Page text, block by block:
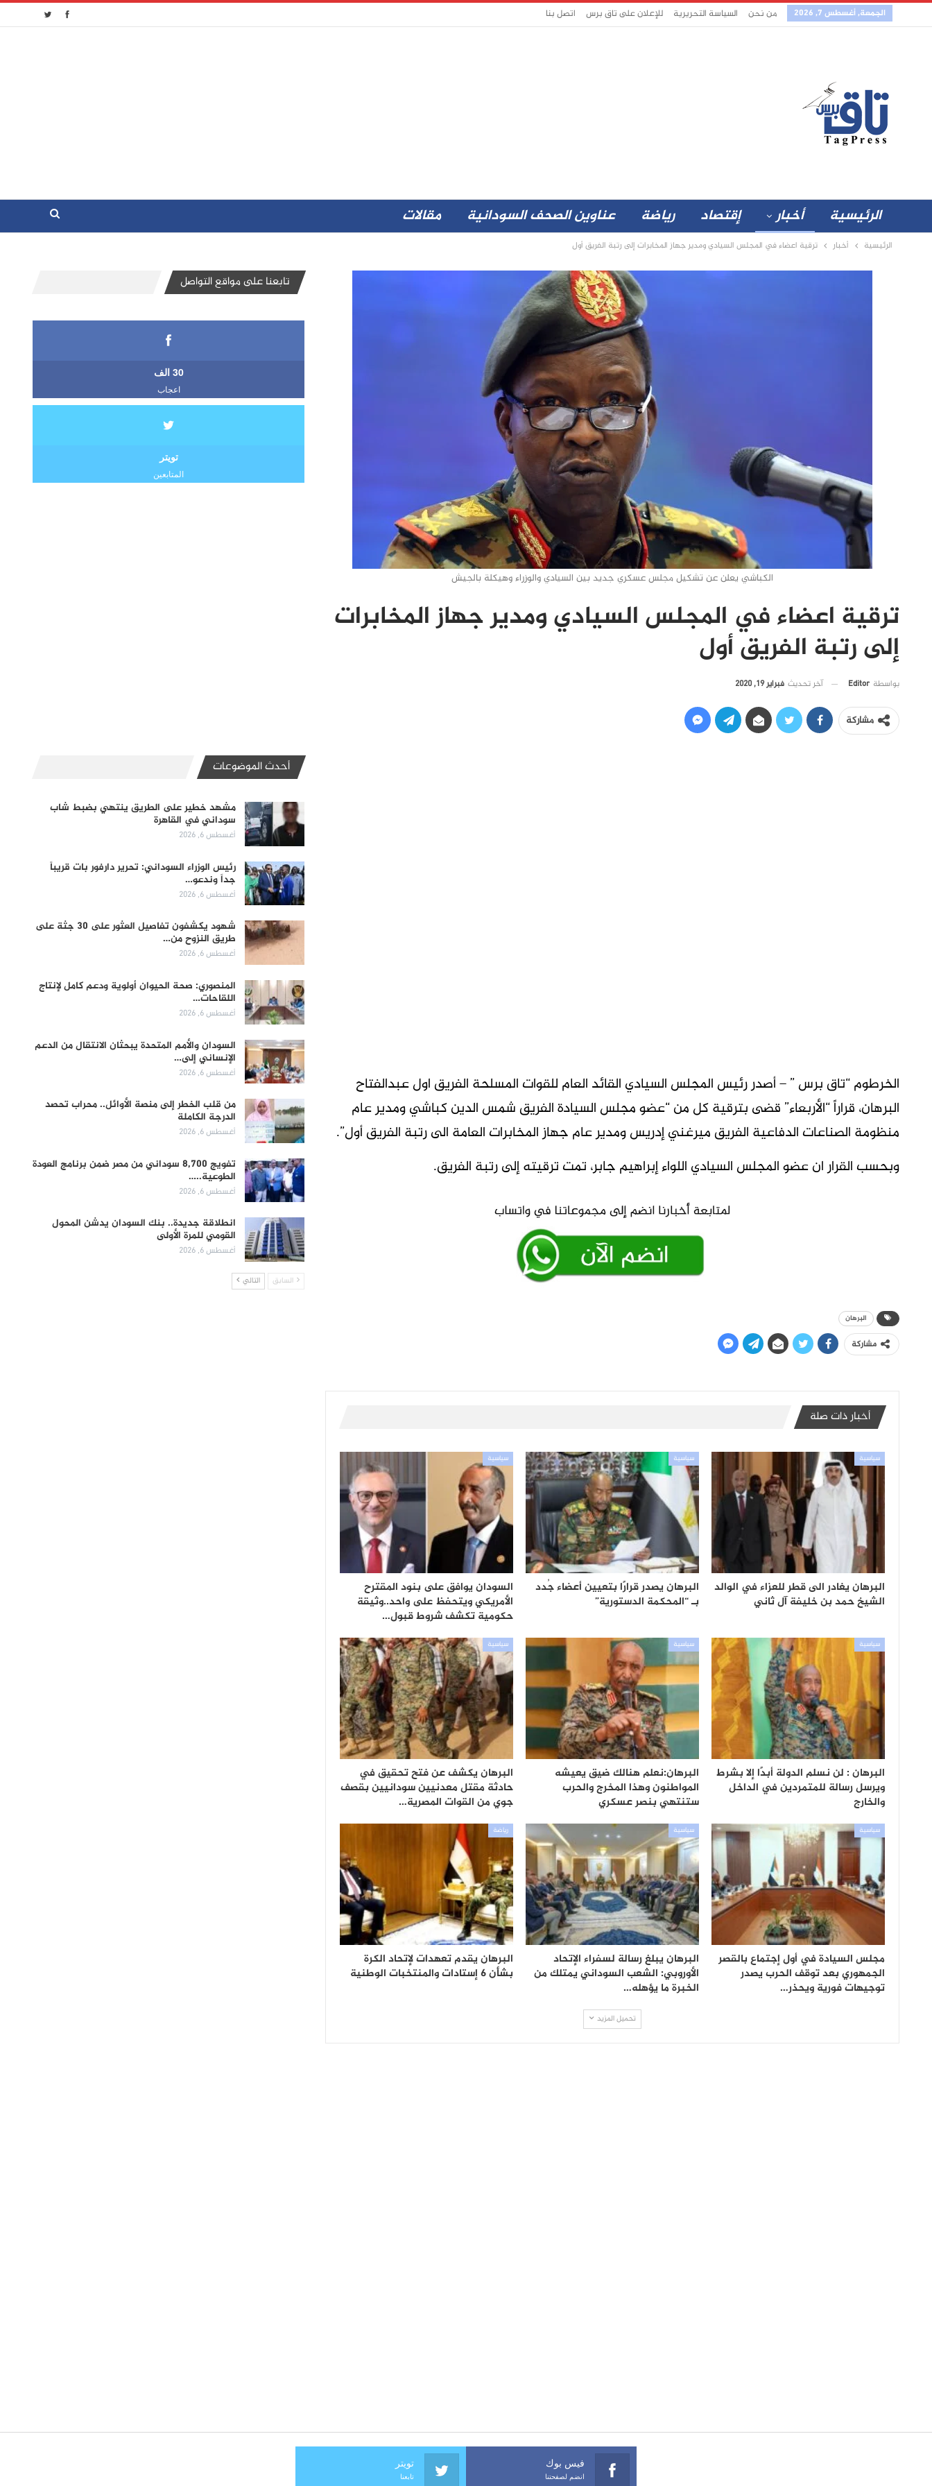
الجمعة, أغسطس 7, 2026 من نحن السياسة التحريرية للإعلان على تاق برس اتصل بنا
الرئيسية أخبار إقتصاد رياضة عناوين الصحف السودانية مقالات
الرئيسية أخبار ترقية اعضاء في المجلس السيادي ومدير جهاز المخابرات إلى رتبة الفريق أول
الكباشي يعلن عن تشكيل مجلس عسكري جديد بين السيادي والوزراء وهيكلة بالجيش
ترقية اعضاء في المجلس السيادي ومدير جهاز المخابرات
إلى رتبة الفريق أول
بواسطة Editor آخر تحديث فبراير 19, 2020
مشاركة
الخرطوم “تاق برس ” – أصدر رئيس المجلس السيادي القائد العام للقوات المسلحة الفريق اول عبدالفتاح
البرهان، قراراً “الأربعاء” قضى بترقية كل من “عضو مجلس السيادة الفريق شمس الدين كباشي ومدير عام
منظومة الصناعات الدفاعية الفريق ميرغني إدريس ومدير عام جهاز المخابرات العامة الى رتبة الفريق أول”.
وبحسب القرار ان عضو المجلس السيادي اللواء إبراهيم جابر، تمت ترقيته إلى رتبة الفريق.
البرهان
مشاركة
أخبار ذات صلة
سياسية
البرهان يغادر الى قطر للعزاء في الوالد
الشيخ حمد بن خليفة آل ثاني
سياسية
البرهان يصدر قرارًا بتعيين أعضاء جُدد
بـ “المحكمة الدستورية”
سياسية
السودان يوافق على بنود المقترح
الأمريكي ويتحفظ على واحد..وثيقة
حكومية تكشف شروط قبول…
سياسية
البرهان : لن نسلم الدولة أبدًا إلا بشرط
ويرسل رسالة للمتمردين في الداخل
والخارج
سياسية
البرهان:نعلم هنالك ضيق يعيشه
المواطنون وهذا المخرج والحرب
ستنتهي بنصر عسكري
سياسية
البرهان يكشف عن فتح تحقيق في
حادثة مقتل معدنيين سودانيين بقصف
جوي من القوات المصرية…
سياسية
مجلس السيادة في أول إجتماع بالقصر
الجمهوري بعد توقف الحرب يصدر
توجيهات فورية ويحذر…
سياسية
البرهان يبلغ رسالة لسفراء الإتحاد
الأوروبي: الشعب السوداني يمتلك من
الخبرة ما يؤهله…
رياضة
البرهان يقدم تعهدات لإتحاد الكرة
بشأن 6 إستادات والمنتخبات الوطنية
تحميل المزيد
تابعنا على مواقع التواصل
30 الف
اعجاب
تويتر
المتابعين
أحدث الموضوعات
مشهد خطير على الطريق ينتهي بضبط شاب
سوداني في القاهرة
أغسطس 6, 2026
رئيس الوزراء السوداني: تحرير دارفور بات قريباً
جداً وندعو…
أغسطس 6, 2026
شهود يكشفون تفاصيل العثور على 30 جثة على
طريق النزوح من…
أغسطس 6, 2026
المنصوري: صحة الحيوان أولوية ودعم كامل لإنتاج
اللقاحات…
أغسطس 6, 2026
السودان والأمم المتحدة يبحثان الانتقال من الدعم
الإنساني إلى…
أغسطس 6, 2026
من قلب الخطر إلى منصة الأوائل.. محراب تحصد
الدرجة الكاملة
أغسطس 6, 2026
تفويج 8,700 سوداني من مصر ضمن برنامج العودة
الطوعية..…
أغسطس 6, 2026
انطلاقة جديدة.. بنك السودان يدشن المحول
القومي للمرة الأولى
أغسطس 6, 2026
السابق التالي
فيس بوك
انضم لصفحتنا
تويتر
تابعنا